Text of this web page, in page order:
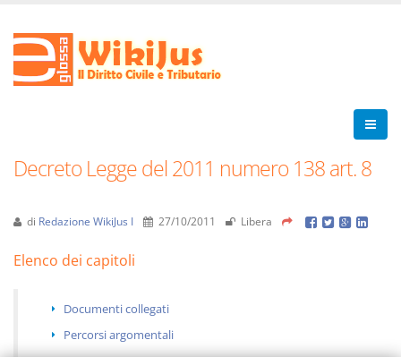
Decreto Legge del 2011 numero 138 art. 8
di Redazione WikiJus I 27/10/2011 Libera
Elenco dei capitoli
Documenti collegati
Percorsi argomentali